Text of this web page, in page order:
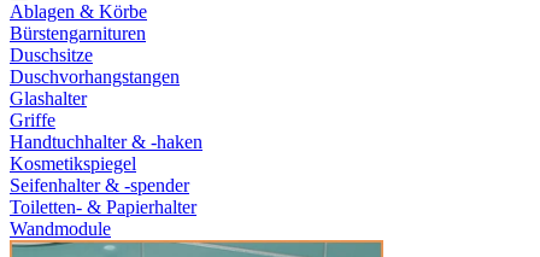
Ablagen & Körbe
Bürstengarnituren
Duschsitze
Duschvorhangstangen
Glashalter
Griffe
Handtuchhalter & -haken
Kosmetikspiegel
Seifenhalter & -spender
Toiletten- & Papierhalter
Wandmodule